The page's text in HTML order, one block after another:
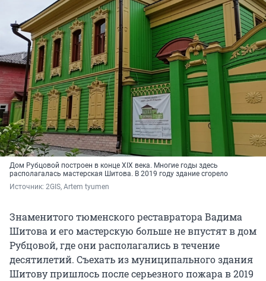
Дом Рубцовой построен в конце XIX века. Многие годы здесь
располагалась мастерская Шитова. В 2019 году здание сгорело
Источник: 2GIS, Artem tyumen
Знаменитого тюменского реставратора Вадима
Шитова и его мастерскую больше не впустят в дом
Рубцовой, где они располагались в течение
десятилетий. Съехать из муниципального здания
Шитову пришлось после серьезного пожара в 2019